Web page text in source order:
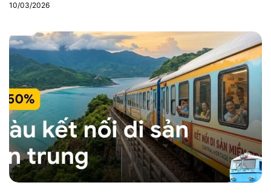
10/03/2026